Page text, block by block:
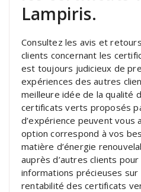
Lampiris.
Consultez les avis et
clients concernant les
est toujours judicieux de
expériences des autres
meilleure idée de la qualité
certificats verts proposés
d’expérience peuvent vous
option correspond à vos
matière d’énergie
auprès d’autres clients
informations précieuses sur
rentabilité des certificats